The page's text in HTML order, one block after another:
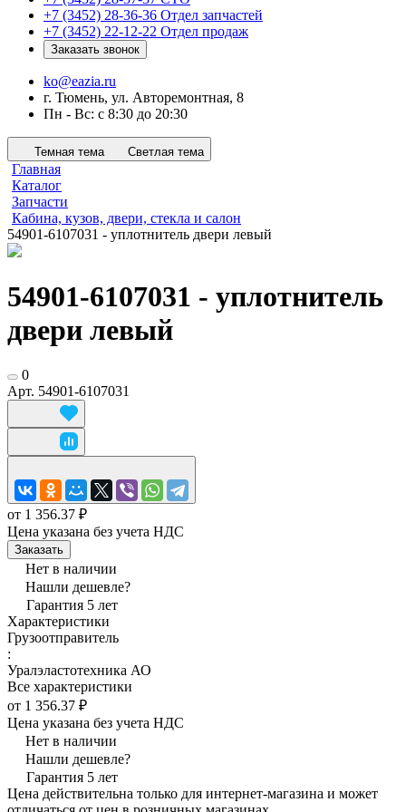
+7 (3452) 28-36-36 Отдел запчастей
+7 (3452) 22-12-22 Отдел продаж
Заказать звонок
ko@eazia.ru
г. Тюмень, ул. Авторемонтная, 8
Пн - Вс: с 8:30 до 20:30
Темная тема Светлая тема
Главная
Каталог
Запчасти
Кабина, кузов, двери, стекла и салон
54901-6107031 - уплотнитель двери левый
54901-6107031 - уплотнитель
двери левый
0
Арт. 54901-6107031
от 1 356.37 ₽
Цена указана без учета НДС
Заказать
Нет в наличии
Нашли дешевле?
Гарантия 5 лет
Характеристики
Грузоотправитель
:
Уралэластотехника АО
Все характеристики
от 1 356.37 ₽
Цена указана без учета НДС
Нет в наличии
Нашли дешевле?
Гарантия 5 лет
Цена действительна только для интернет-магазина и может